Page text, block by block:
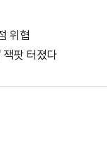
위협
팟 터졌다